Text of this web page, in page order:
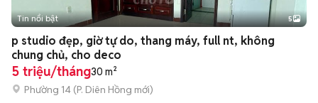
Tin nổi bật 5
p studio đẹp, giờ tự do, thang máy, full nt, không
chung chủ, cho deco
5 triệu/tháng30 m²
Phường 14 (P. Diên Hồng mới)